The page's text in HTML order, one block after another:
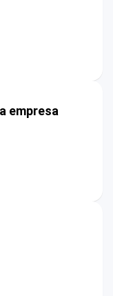
empresa